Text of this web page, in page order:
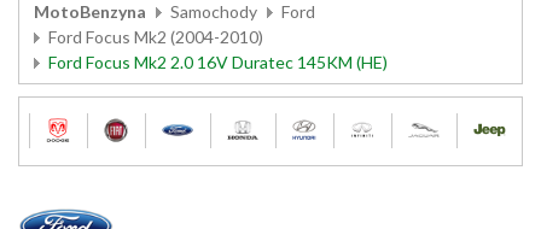
MotoBenzyna Samochody
Ford
Ford Focus Mk2 (2004-2010)
Ford Focus Mk2 2.0 16V Duratec 145KM (HE)